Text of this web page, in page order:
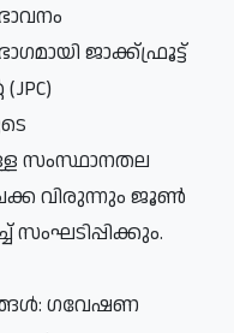
ജാക്ക്ഫ്രൂട്ട്
സംസ്ഥാനതല
വിരുന്നും ജൂണ്‍
ഗവേഷണ